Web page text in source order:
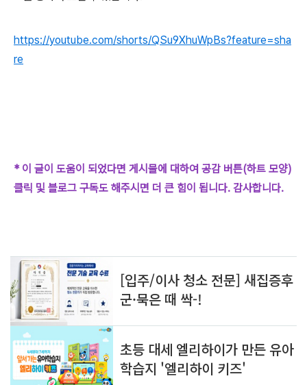
https://youtube.com/shorts/QSu9XhuWpBs?feature=sha
re
* 이 글이 도움이 되었다면 게시물에 대하여 공감 버튼(하트 모양)
클릭 및 블로그 구독도 해주시면 더 큰 힘이 됩니다. 감사합니다.